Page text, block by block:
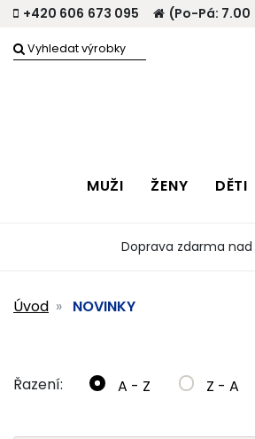
+420 606 673 095 (Po-Pá: 7.00
MUŽI ŽENY DĚTI
Doprava zdarma nad
Úvod NOVINKY
Řazení: A - Z Z - A